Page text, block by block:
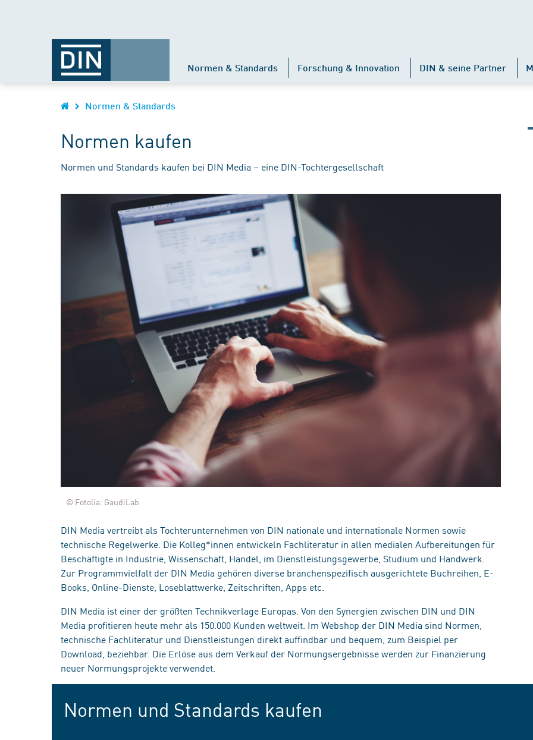
Normen & Standards Forschung & Innovation DIN & seine Partner
Normen & Standards
Normen kaufen
Normen und Standards kaufen bei DIN Media – eine DIN-Tochtergesellschaft
© Fotolia: GaudiLab
DIN Media vertreibt als Tochterunternehmen von DIN nationale und internationale Normen sowie
technische Regelwerke. Die Kolleg*innen entwickeln Fachliteratur in allen medialen Aufbereitungen für
Beschäftigte in Industrie, Wissenschaft, Handel, im Dienstleistungsgewerbe, Studium und Handwerk.
Zur Programmvielfalt der DIN Media gehören diverse branchenspezifisch ausgerichtete Buchreihen, E-
Books, Online-Dienste, Loseblattwerke, Zeitschriften, Apps etc.
DIN Media ist einer der größten Technikverlage Europas. Von den Synergien zwischen DIN und DIN
Media profitieren heute mehr als 150.000 Kunden weltweit. Im Webshop der DIN Media sind Normen,
technische Fachliteratur und Dienstleistungen direkt auffindbar und bequem, zum Beispiel per
Download, beziehbar. Die Erlöse aus dem Verkauf der Normungsergebnisse werden zur Finanzierung
neuer Normungsprojekte verwendet.
Normen und Standards kaufen